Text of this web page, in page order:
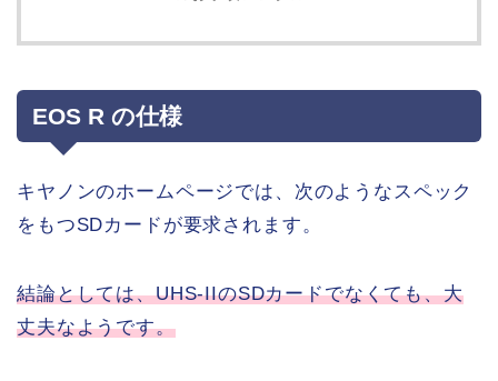
EOS R の仕様
キヤノンのホームページでは、次のようなスペック
をもつSDカードが要求されます。
結論としては、UHS-IIのSDカードでなくても、大
丈夫なようです。